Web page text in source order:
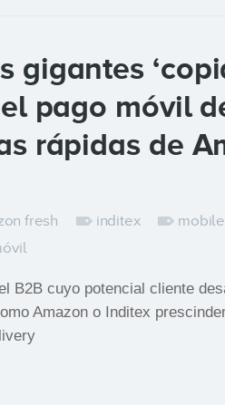
gigantes
pago móvil
rápidas de
fresh inditex
mobile
B2B cuyo potencial cliente
Amazon o Inditex